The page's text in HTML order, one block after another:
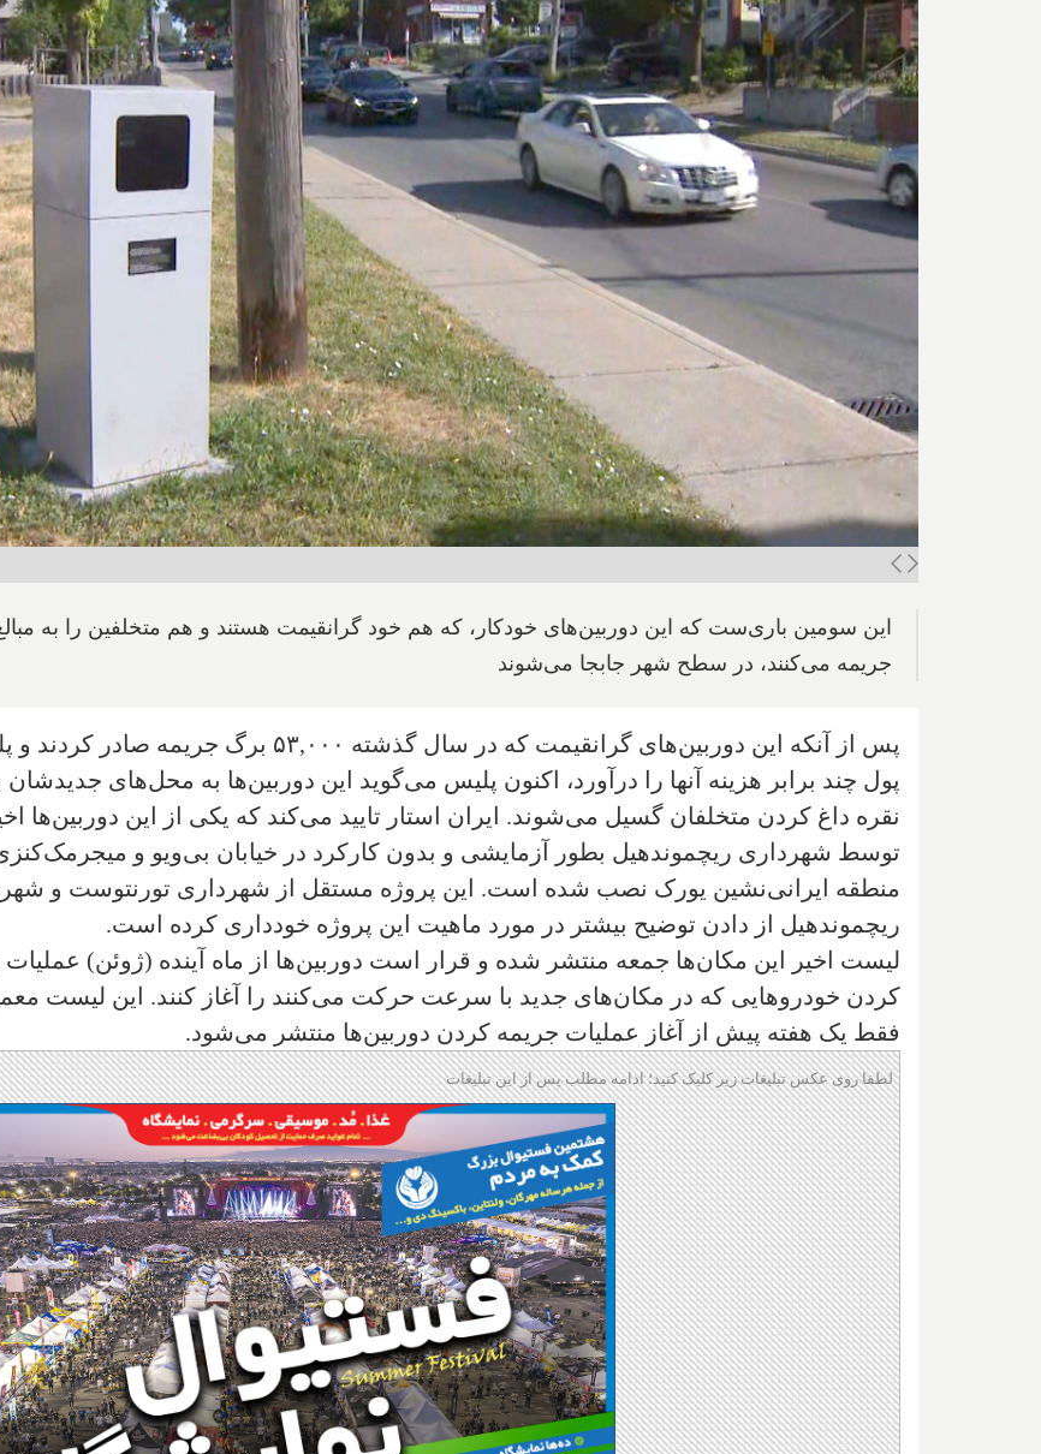
این سومین باری‌ست که این دوربین‌های خودکار، که هم خود گرانقیمت هستند و هم متخلفین را به
جریمه می‌کنند، در سطح شهر جابجا می‌شوند
پس از آنکه این دوربین‌های گرانقیمت که در سال گذشته ۵۳,۰۰۰ برگ جریمه صادر
پول چند برابر هزینه آنها را درآورد، اکنون پلیس می‌گوید این دوربین‌ها به محل‌های جدیدشان
نقره داغ کردن متخلفان گسیل می‌شوند. ایران استار تایید می‌کند که یکی از این دوربین‌ها
توسط شهرداری ریچموندهیل بطور آزمایشی و بدون کارکرد در خیابان بی‌ویو و
منطقه ایرانی‌نشین یورک نصب شده است. این پروژه مستقل از شهرداری تورنتوست و
ریچموندهیل از دادن توضیح بیشتر در مورد ماهیت این پروژه خودداری کرده است.
لیست اخیر این مکان‌ها جمعه منتشر شده و قرار است دوربین‌ها از ماه آینده (ژوئن)
کردن خودروهایی که در مکان‌های جدید با سرعت حرکت می‌کنند را آغاز کنند. این لیست
فقط یک هفته پیش از آغاز عملیات جریمه کردن دوربین‌ها منتشر می‌شود.
لطفا روی عکس تبلیغات زیر کلیک کنید؛ ادامه مطلب پس از این تبلیغات